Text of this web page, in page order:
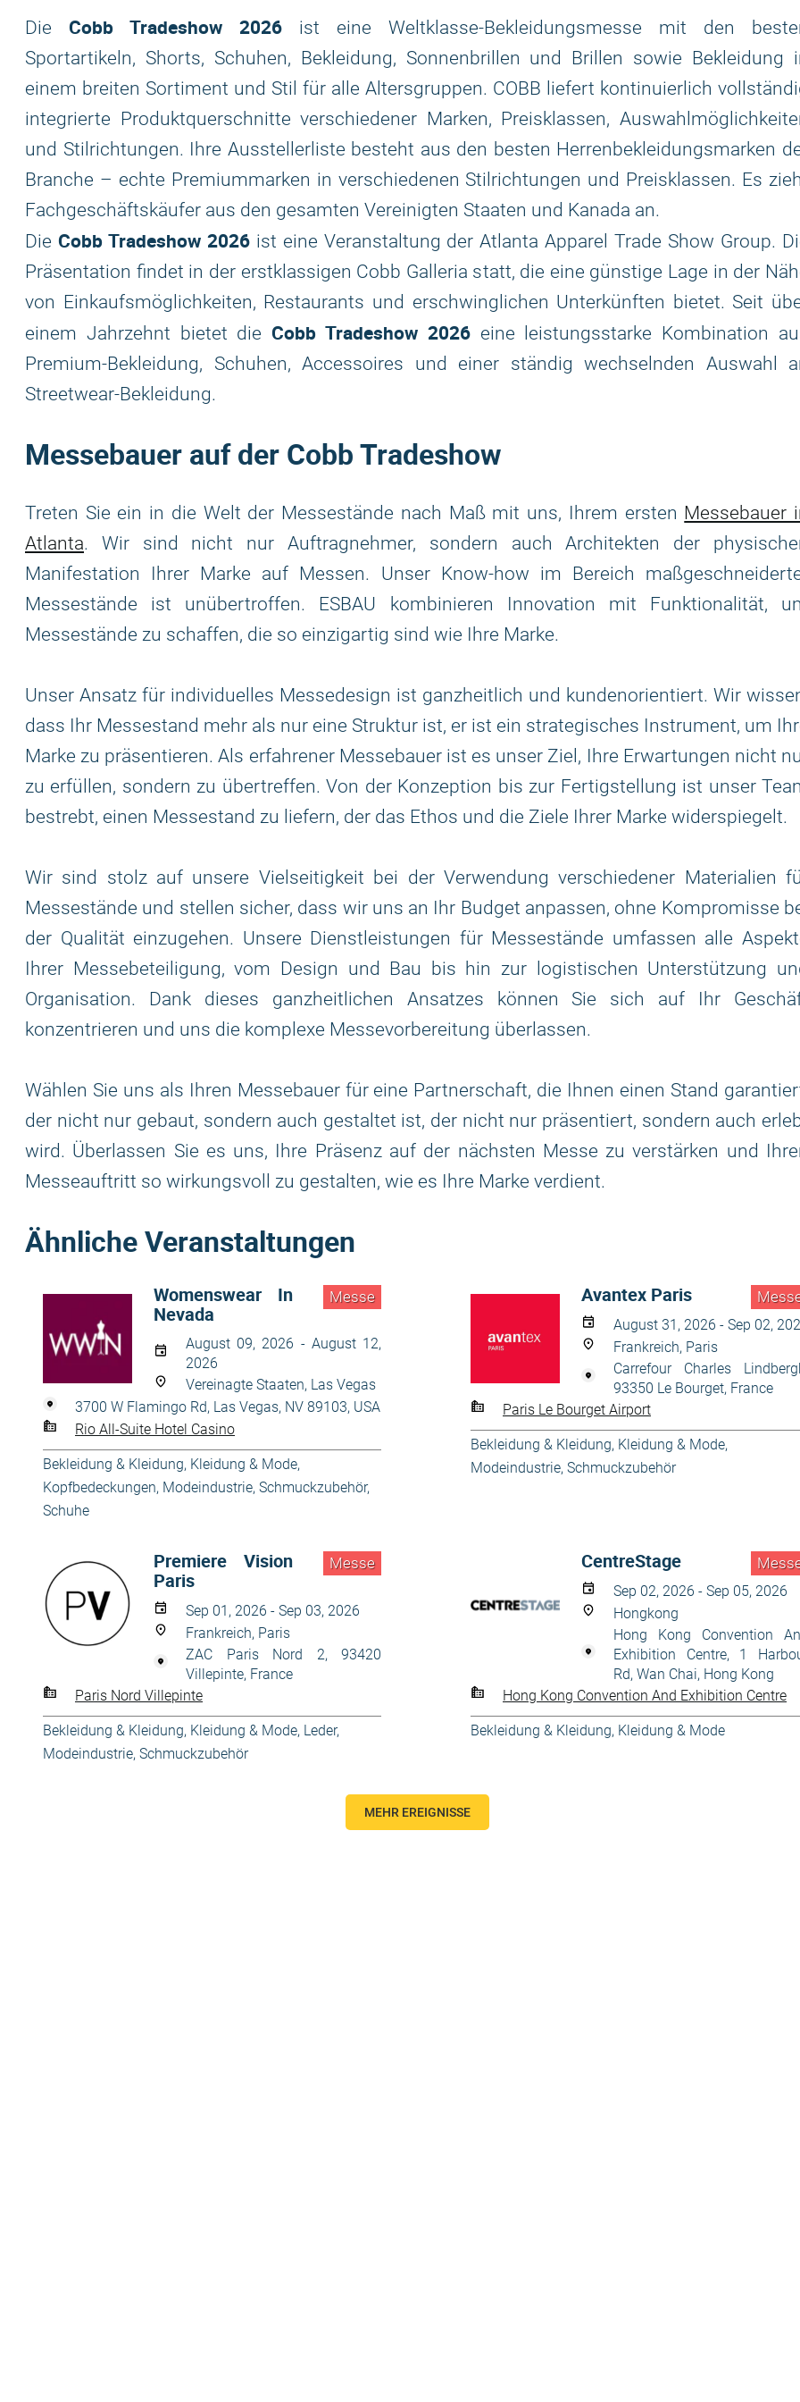
Die Cobb Tradeshow 2026 ist eine Weltklasse-Bekleidungsmesse mit den
Sportartikeln, Shorts, Schuhen, Bekleidung, Sonnenbrillen und Brillen sowie Bekleidung
einem breiten Sortiment und Stil für alle Altersgruppen. COBB liefert kontinuierlich
integrierte Produktquerschnitte verschiedener Marken, Preisklassen,
und Stilrichtungen. Ihre Ausstellerliste besteht aus den besten Herrenbekleidungsmarken
Branche – echte Premiummarken in verschiedenen Stilrichtungen und Preisklassen. Es
Fachgeschäftskäufer aus den gesamten Vereinigten Staaten und Kanada an.
Die Cobb Tradeshow 2026ist eine Veranstaltung der Atlanta Apparel Trade Show Group.
Präsentation findet in der erstklassigen Cobb Galleria statt, die eine günstige Lage in der
von Einkaufsmöglichkeiten, Restaurants und erschwinglichen Unterkünften bietet. Seit
einem Jahrzehnt bietet dieCobb Tradeshow 2026eine leistungsstarke Kombination
Premium-Bekleidung, Schuhen, Accessoires und einer ständig wechselnden Auswahl
Streetwear-Bekleidung.
Messebauer auf der Cobb Tradeshow
Treten Sie ein in die Welt der Messestände nach Maß mit uns, Ihrem ersten Messebauer
Atlanta. Wir sind nicht nur Auftragnehmer, sondern auch Architekten der
Manifestation Ihrer Marke auf Messen. Unser Know-how im Bereich
Messestände ist unübertroffen. ESBAU kombinieren Innovation mit Funktionalität,
Messestände zu schaffen, die so einzigartig sind wie Ihre Marke.
Unser Ansatz für individuelles Messedesign ist ganzheitlich und kundenorientiert. Wir
dass Ihr Messestand mehr als nur eine Struktur ist, er ist ein strategisches Instrument, um
Marke zu präsentieren. Als erfahrener Messebauer ist es unser Ziel, Ihre Erwartungen nicht
zu erfüllen, sondern zu übertreffen. Von der Konzeption bis zur Fertigstellung ist unser
bestrebt, einen Messestand zu liefern, der das Ethos und die Ziele Ihrer Marke widerspiegelt.
Wir sind stolz auf unsere Vielseitigkeit bei der Verwendung verschiedener Materialien
Messestände und stellen sicher, dass wir uns an Ihr Budget anpassen, ohne Kompromisse
der Qualität einzugehen. Unsere Dienstleistungen für Messestände umfassen alle
Ihrer Messebeteiligung, vom Design und Bau bis hin zur logistischen Unterstützung
Organisation. Dank dieses ganzheitlichen Ansatzes können Sie sich auf Ihr
konzentrieren und uns die komplexe Messevorbereitung überlassen.
Wählen Sie uns als Ihren Messebauer für eine Partnerschaft, die Ihnen einen Stand
der nicht nur gebaut, sondern auch gestaltet ist, der nicht nur präsentiert, sondern auch
wird. Überlassen Sie es uns, Ihre Präsenz auf der nächsten Messe zu verstärken und
Messeauftritt so wirkungsvoll zu gestalten, wie es Ihre Marke verdient.
Ähnliche Veranstaltungen
Messe
Womenswear In
Nevada
August 09, 2026 - August 12,
2026
Vereinagte Staaten, Las Vegas
3700 W Flamingo Rd, Las Vegas, NV 89103, USA
Rio All-Suite Hotel Casino
Bekleidung & Kleidung, Kleidung & Mode,
Kopfbedeckungen, Modeindustrie, Schmuckzubehör,
Schuhe
Avantex Paris
August 31, 2026 - Sep 02,
Frankreich, Paris
Carrefour Charles
93350 Le Bourget, France
Paris Le Bourget Airport
Bekleidung & Kleidung, Kleidung & Mode,
Modeindustrie, Schmuckzubehör
Messe
Premiere Vision
Paris
Sep 01, 2026 - Sep 03, 2026
Frankreich, Paris
ZAC Paris Nord 2, 93420
Villepinte, France
Paris Nord Villepinte
Bekleidung & Kleidung, Kleidung & Mode, Leder,
Modeindustrie, Schmuckzubehör
CentreStage
Sep 02, 2026 - Sep 05, 2026
Hongkong
Hong Kong Convention
Exhibition Centre, 1
Rd, Wan Chai, Hong Kong
Hong Kong Convention And Exhibition Centre
Bekleidung & Kleidung, Kleidung & Mode
MEHR EREIGNISSE